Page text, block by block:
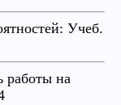
Учеб.
на